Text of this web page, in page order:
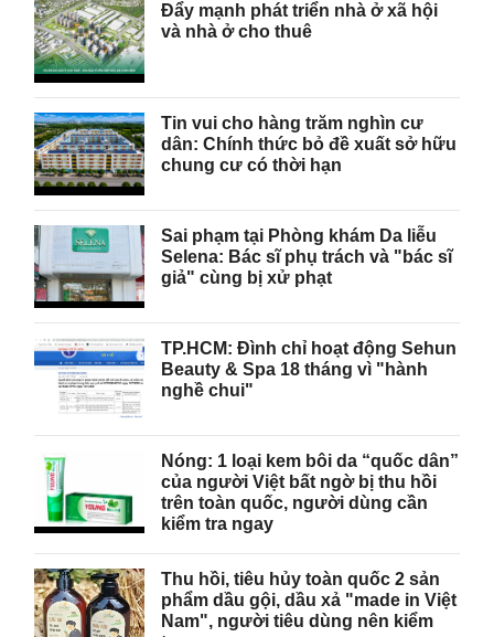
Đẩy mạnh phát triển nhà ở xã hội
và nhà ở cho thuê
Tin vui cho hàng trăm nghìn cư
dân: Chính thức bỏ đề xuất sở hữu
chung cư có thời hạn
Sai phạm tại Phòng khám Da liễu
Selena: Bác sĩ phụ trách và "bác sĩ
giả" cùng bị xử phạt
TP.HCM: Đình chỉ hoạt động Sehun
Beauty & Spa 18 tháng vì "hành
nghề chui"
Nóng: 1 loại kem bôi da “quốc dân”
của người Việt bất ngờ bị thu hồi
trên toàn quốc, người dùng cần
kiểm tra ngay
Thu hồi, tiêu hủy toàn quốc 2 sản
phẩm dầu gội, dầu xả "made in Việt
Nam", người tiêu dùng nên kiểm